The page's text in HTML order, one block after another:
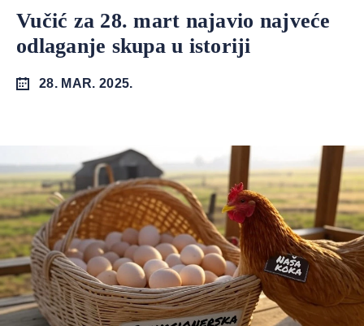
Vučić za 28. mart najavio najveće
odlaganje skupa u istoriji
28. MAR. 2025.